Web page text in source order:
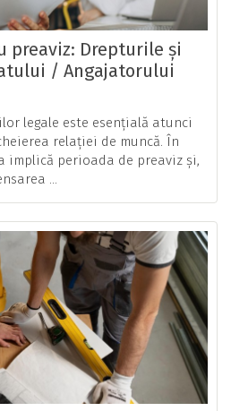
preaviz: Drepturile și
/ Angajatorului
legale este esențială atunci
relației de muncă. În
implică perioada de preaviz și,
...